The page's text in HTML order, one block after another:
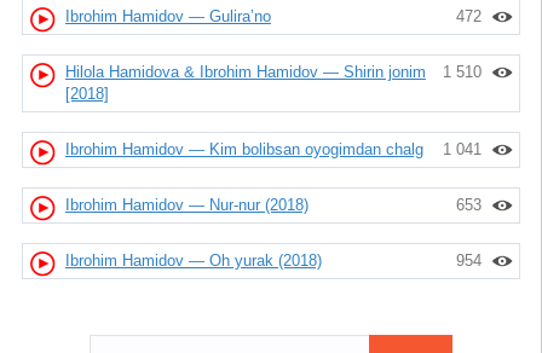
472
Ibrohim Hamidov — Gulira’no
1 510
Hilola Hamidova & Ibrohim Hamidov — Shirin jonim
[2018]
1 041
Ibrohim Hamidov — Kim bolibsan oyogimdan chalg
653
Ibrohim Hamidov — Nur-nur (2018)
954
Ibrohim Hamidov — Oh yurak (2018)